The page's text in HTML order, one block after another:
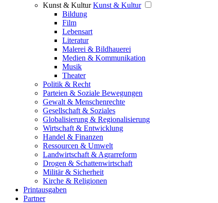
Kunst & Kultur Kunst & Kultur
Bildung
Film
Lebensart
Literatur
Malerei & Bildhauerei
Medien & Kommunikation
Musik
Theater
Politik & Recht
Parteien & Soziale Bewegungen
Gewalt & Menschenrechte
Gesellschaft & Soziales
Globalisierung & Regionalisierung
Wirtschaft & Entwicklung
Handel & Finanzen
Ressourcen & Umwelt
Landwirtschaft & Agrarreform
Drogen & Schattenwirtschaft
Militär & Sicherheit
Kirche & Religionen
Printausgaben
Partner